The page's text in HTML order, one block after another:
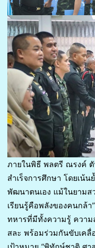
ภายในพิธี พลตรี ณรงค์
สำเร็จการศึกษา โดยเน้
พัฒนาตนเอง แม้ในยามส
เรียนรู้คือพลังของคนกล้า
ทหารที่มีทั้งความรู้ ความ
สละ พร้อมร่วมกันขับเคลื่